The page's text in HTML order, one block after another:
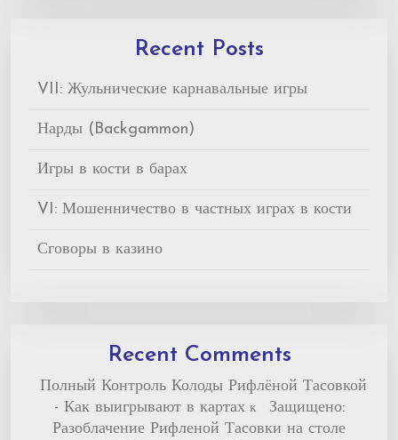
Recent Posts
VII: Жульнические карнавальные игры
Нарды (Backgammon)
Игры в кости в барах
VI: Мошенничество в частных играх в кости
Сговоры в казино
Recent Comments
Полный Контроль Колоды Рифлёной Тасовкой
- Как выигрывают в картахк
Защищено:
Разоблачение Рифленой Тасовки на столе